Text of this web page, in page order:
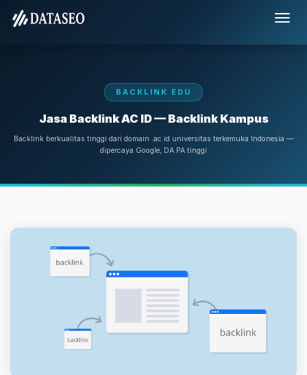
BACKLINK EDU
Jasa Backlink AC ID — Backlink Kampus
Backlink berkualitas tinggi dari domain .ac.id universitas terkemuka Indonesia —
dipercaya Google, DA PA tinggi